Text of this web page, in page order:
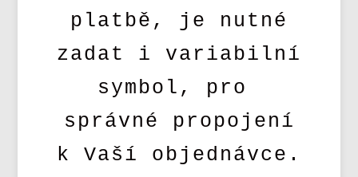
platbě, je nutné
zadat i variabilní
symbol, pro
správné propojení
k Vaší objednávce.